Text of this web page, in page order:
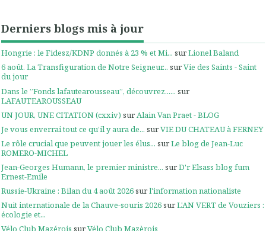
Derniers blogs mis à jour
Hongrie : le Fidesz/KDNP donnés à 23 % et Mi... surLionel Baland
6 août. La Transfiguration de Notre Seigneur... surVie des Saints - Saint
du jour
Dans le ”Fonds lafautearousseau”, découvrez...... sur
LAFAUTEAROUSSEAU
UN JOUR, UNE CITATION (cxxiv) surAlain Van Praet - BLOG
Je vous enverrai tout ce qu’il y aura de... surVIE DU CHATEAU à FERNEY
Le rôle crucial que peuvent jouer les élus... surLe blog de Jean-Luc
ROMERO-MICHEL
Jean-Georges Humann, le premier ministre... surD'r Elsass blog fum
Ernest-Emile
Russie-Ukraine : Bilan du 4 août 2026surl'information nationaliste
Nuit internationale de la Chauve-souris 2026surL'AN VERT de Vouziers :
écologie et...